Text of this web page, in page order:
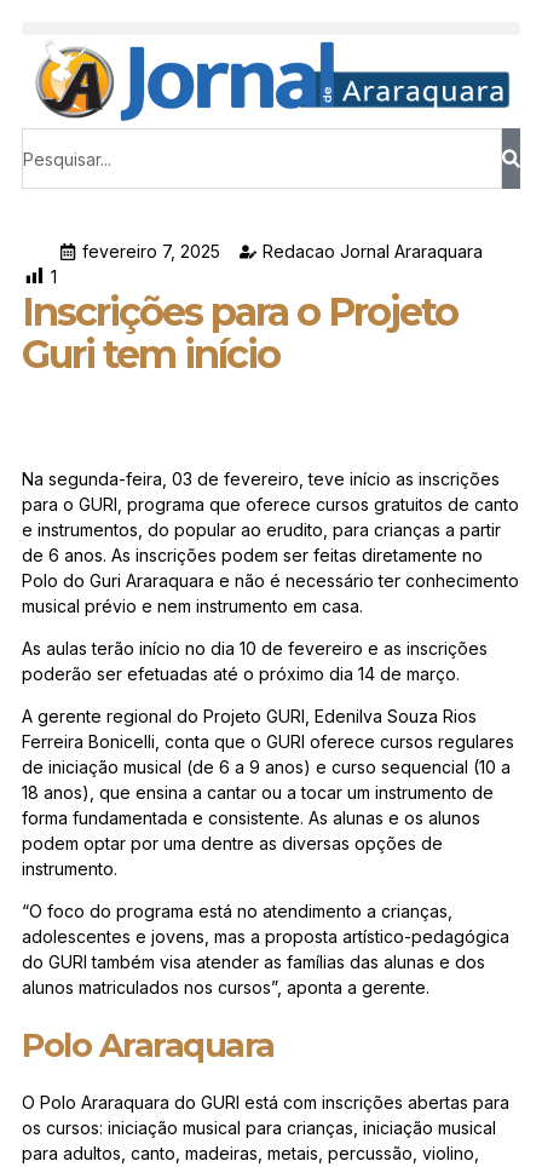
fevereiro 7, 2025
Redacao Jornal Araraquara
1
Inscrições para o Projeto
Guri tem início
Na segunda-feira, 03 de fevereiro, teve início as inscrições
para o GURI, programa que oferece cursos gratuitos de canto
e instrumentos, do popular ao erudito, para crianças a partir
de 6 anos. As inscrições podem ser feitas diretamente no
Polo do Guri Araraquara e não é necessário ter conhecimento
musical prévio e nem instrumento em casa.
As aulas terão início no dia 10 de fevereiro e as inscrições
poderão ser efetuadas até o próximo dia 14 de março.
A gerente regional do Projeto GURI, Edenilva Souza Rios
Ferreira Bonicelli, conta que o GURI oferece cursos regulares
de iniciação musical (de 6 a 9 anos) e curso sequencial (10 a
18 anos), que ensina a cantar ou a tocar um instrumento de
forma fundamentada e consistente. As alunas e os alunos
podem optar por uma dentre as diversas opções de
instrumento.
“O foco do programa está no atendimento a crianças,
adolescentes e jovens, mas a proposta artístico-pedagógica
do GURI também visa atender as famílias das alunas e dos
alunos matriculados nos cursos”, aponta a gerente.
Polo Araraquara
O Polo Araraquara do GURI está com inscrições abertas para
os cursos: iniciação musical para crianças, iniciação musical
para adultos, canto, madeiras, metais, percussão, violino,